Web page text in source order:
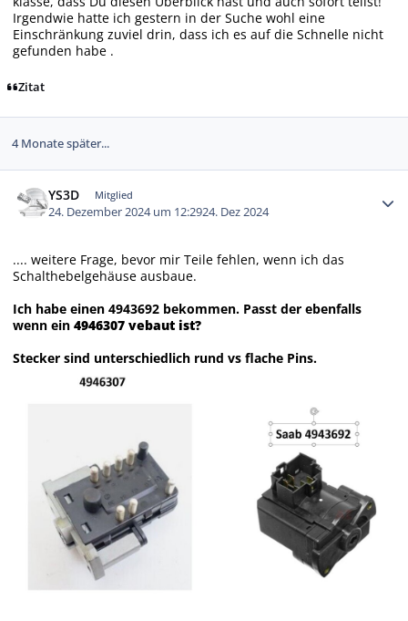
Irgendwie hatte ich gestern in der Suche wohl eine
Einschränkung zuviel drin, dass ich es auf die Schnelle nicht
gefunden habe .
Zitat
4 Monate später...
YS3D Mitglied
24. Dezember 2024 um 12:2924. Dez 2024
.... weitere Frage, bevor mir Teile fehlen, wenn ich das
Schalthebelgehäuse ausbaue.
Ich habe einen 4943692 bekommen. Passt der ebenfalls
wenn ein 4946307 vebaut ist?
Stecker sind unterschiedlich rund vs flache Pins.